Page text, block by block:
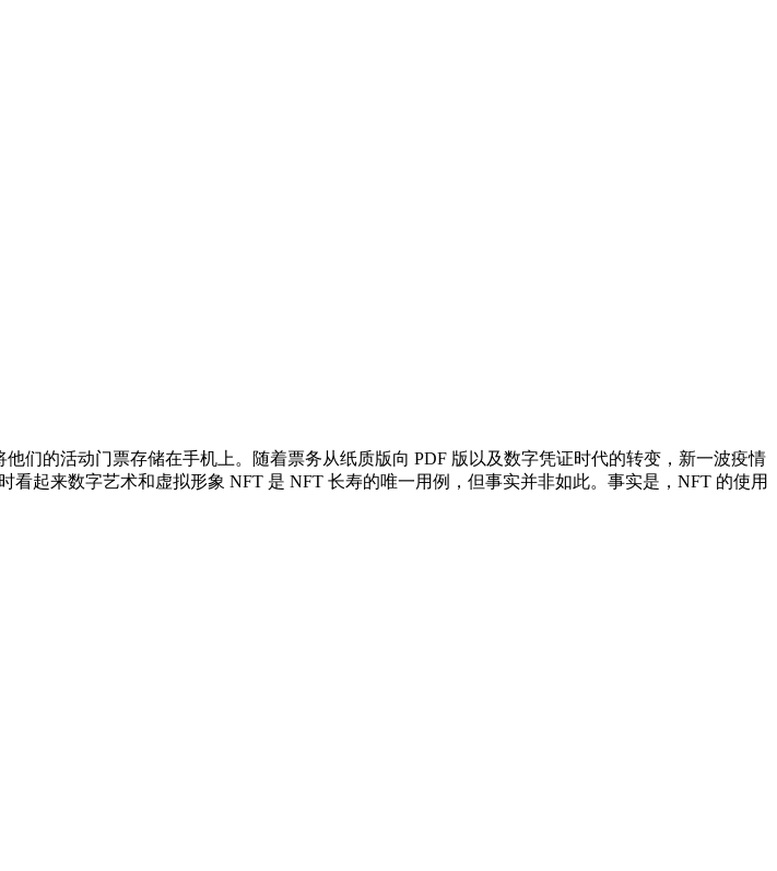
们的活动门票存储在手机上。随着票务从纸质版向 PDF 版以及数字凭证时代的转变，新一波疫情
来数字艺术和虚拟形象 NFT 是 NFT 长寿的唯一用例，但事实并非如此。事实是，NFT 的使用